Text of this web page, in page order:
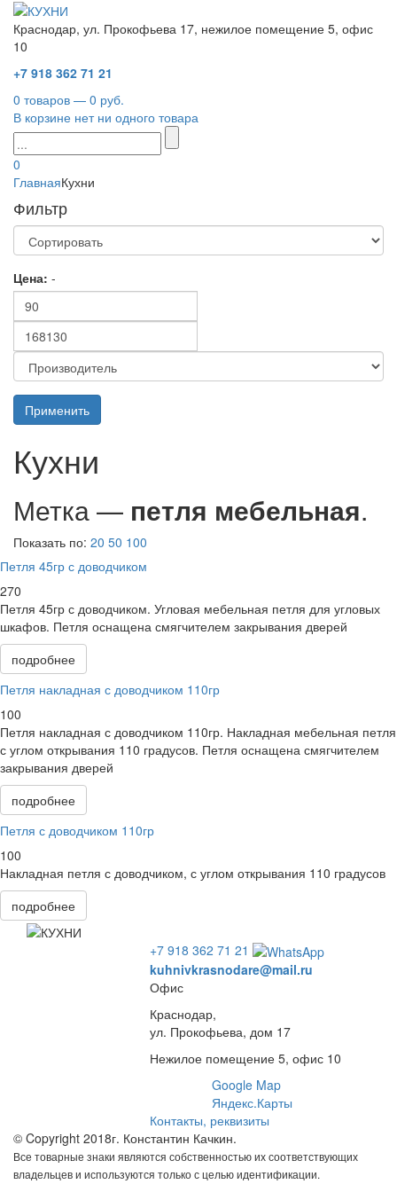
Краснодар, ул. Прокофьева 17, нежилое помещение 5, офис
10
+7 918 362 71 21
0 товаров — 0 руб.
В корзине нет ни одного товара
0
ГлавнаяКухни
Фильтр
Цена: -
Применить
Кухни
Метка — петля мебельная.
Показать по: 20 50 100
Петля 45гр с доводчиком
270
Петля 45гр с доводчиком. Угловая мебельная петля для угловых
шкафов. Петля оснащена смягчителем закрывания дверей
подробнее
Петля накладная с доводчиком 110гр
100
Петля накладная с доводчиком 110гр. Накладная мебельная петля
с углом открывания 110 градусов. Петля оснащена смягчителем
закрывания дверей
подробнее
Петля с доводчиком 110гр
100
Накладная петля с доводчиком, с углом открывания 110 градусов
подробнее
+7 918 362 71 21
kuhnivkrasnodare@mail.ru
Офис
Краснодар,
ул. Прокофьева, дом 17
Нежилое помещение 5, офис 10
Google Map
Яндекс.Карты
Контакты, реквизиты
© Copyright 2018г. Константин Качкин.
Все товарные знаки являются собственностью их соответствующих
владельцев и используются только с целью идентификации.